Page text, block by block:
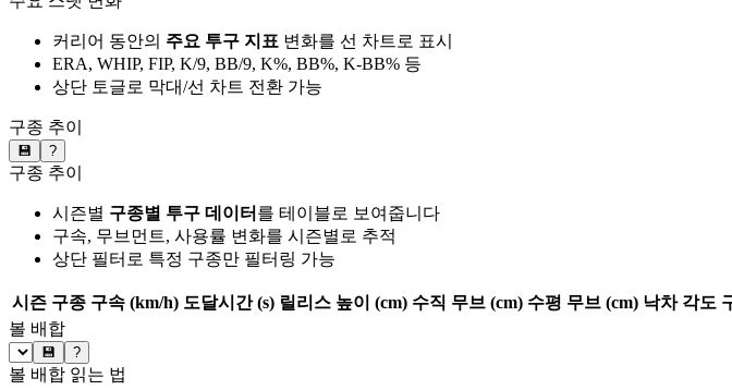
커리어 동안의 주요 투구 지표 변화를 선 차트로 표시
ERA, WHIP, FIP, K/9, BB/9, K%, BB%, K-BB% 등
상단 토글로 막대/선 차트 전환 가능
구종 추이
💾 ?
구종 추이
시즌별 구종별 투구 데이터 를 테이블로 보여줍니다
구속, 무브먼트, 사용률 변화를 시즌별로 추적
상단 필터로 특정 구종만 필터링 가능
시즌 구종 구속 (km/h) 도달시간 (s) 릴리스 높이 (cm) 수직 무브 (cm) 수평 무브 (cm) 낙차 각도
볼 배합
💾 ?
볼 배합 읽는 법